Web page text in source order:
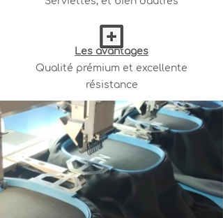
Les avantages
Qualité prémium et excellente
résistance